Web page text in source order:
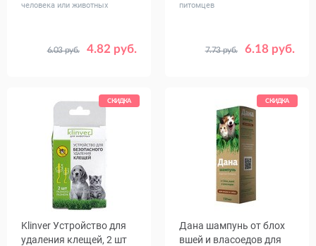
человека или животных
4.82 руб.
6.03 руб.
питомцев
6.18 руб.
7.73 руб.
СКИДКА
Klinver Устройство для
удаления клещей, 2 шт
СКИДКА
Дана шампунь от блох
вшей и власоедов для